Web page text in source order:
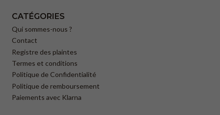
CATÉGORIES
Qui sommes-nous ?
Contact
Registre des plaintes
Termes et conditions
Politique de Confidentialité
Politique de remboursement
Paiements avec Klarna